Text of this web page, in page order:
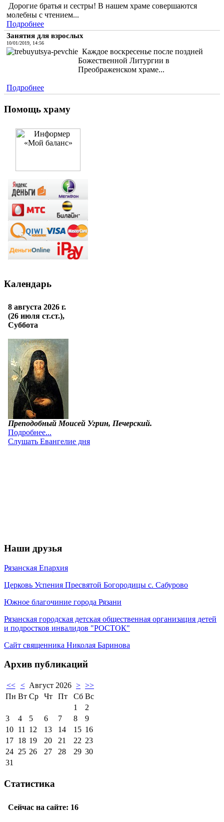
Дорогие братья и сестры! В нашем храме совершаются
молебны с чтением...
Подробнее
Занятия для взрослых
10/01/2019, 14:56
Каждое воскресенье после поздней
Божественной Литургии в
Преображенском храме...
Подробнее
Помощь храму
Календарь
Наши друзья
Рязанская Епархия
Церковь Успения Пресвятой Богородицы с. Сабурово
Южное благочиние города Рязани
Рязанская городская детская общественная организация детей
и подростков инвалидов "РОСТОК"
Сайт священника Николая Баринова
Архив публикаций
<< < Август 2026 > >>
Пн Вт Ср Чт Пт Сб Вс
1
2
3
4 5 6 7 8
9
10 11 12 13 14 15 16
17 18 19 20 21 22 23
24 25 26 27 28 29 30
31
Статистика